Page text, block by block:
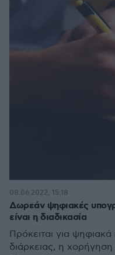
Δωρεάν ψηφιακές
είναι η διαδικασία
Πρόκειται για ψηφιακά
διάρκειας, η
08.06.2022, 15:18